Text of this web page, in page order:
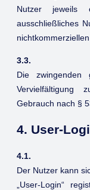
Nutzer jeweils
ausschließliches
nichtkommerziellen
3.3.
Die zwingenden
Vervielfältigung
Gebrauch nach §
4. User-
4.1.
Der Nutzer kann
„User-Login“